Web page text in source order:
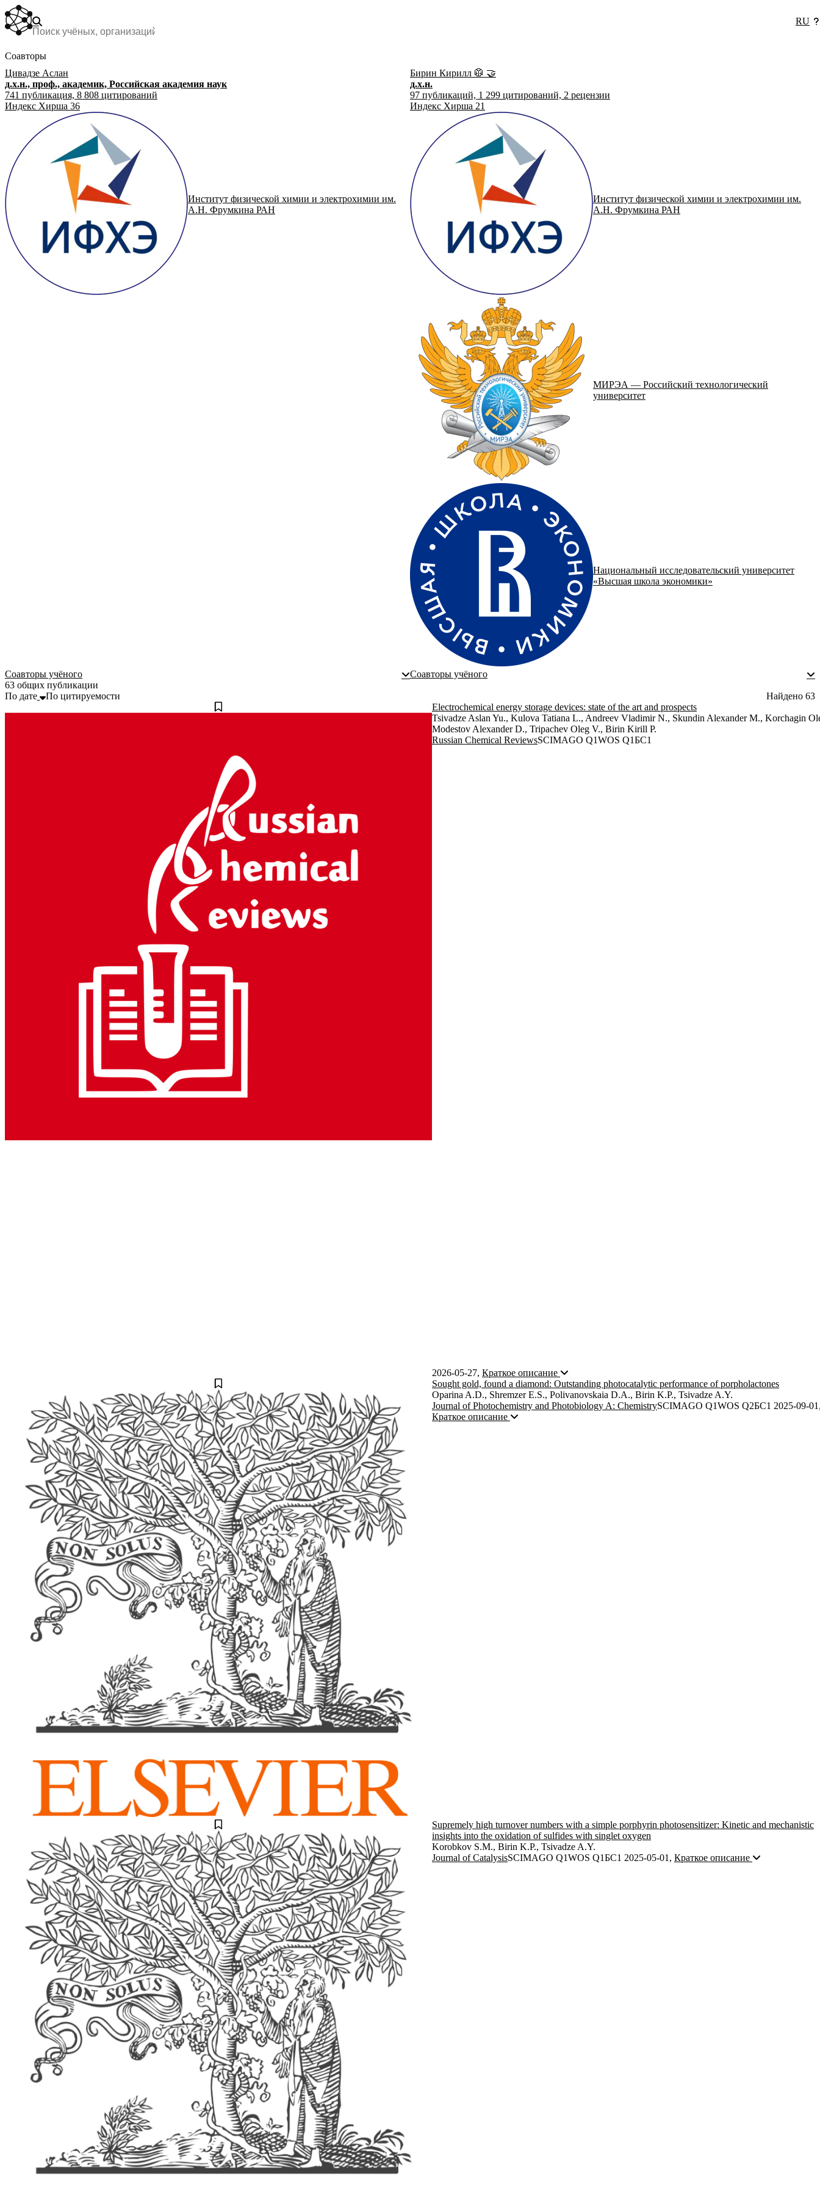
RU
Соавторы
Цивадзе Аслан
д.х.н., проф., академик, Российская академия наук
741 публикация, 8 808 цитирований
Индекс Хирша 36
Институт физической химии и электрохимии им.
А.Н. Фрумкина РАН
Соавторы учёного
Бирин Кирилл 🥼 🤝
д.х.н.
97 публикаций, 1 299 цитирований, 2 рецензии
Индекс Хирша 21
Институт физической химии и электрохимии им.
А.Н. Фрумкина РАН
МИРЭА — Российский технологический
университет
Национальный исследовательский университет
«Высшая школа экономики»
Соавторы учёного
63 общих публикации
Найдено 63
По дате
По цитируемости
Electrochemical energy storage devices: state of the art and prospects
Tsivadze Aslan Yu., Kulova Tatiana L., Andreev Vladimir N., Skundin Alexander M., Korchagin
Modestov Alexander D., Tripachev Oleg V., Birin Kirill P.
Russian Chemical ReviewsSCIMAGO Q1WOS Q1БС1
2026-05-27, Краткое описание
Sought gold, found a diamond: Outstanding photocatalytic performance of porpholactones
Oparina A.D., Shremzer E.S., Polivanovskaia D.A., Birin K.P., Tsivadze A.Y.
Journal of Photochemistry and Photobiology A: ChemistrySCIMAGO Q1WOS Q2БС1 2025-09-01
Краткое описание
Supremely high turnover numbers with a simple porphyrin photosensitizer: Kinetic and mechanistic
insights into the oxidation of sulfides with singlet oxygen
Korobkov S.M., Birin K.P., Tsivadze A.Y.
Journal of CatalysisSCIMAGO Q1WOS Q1БС1 2025-05-01, Краткое описание